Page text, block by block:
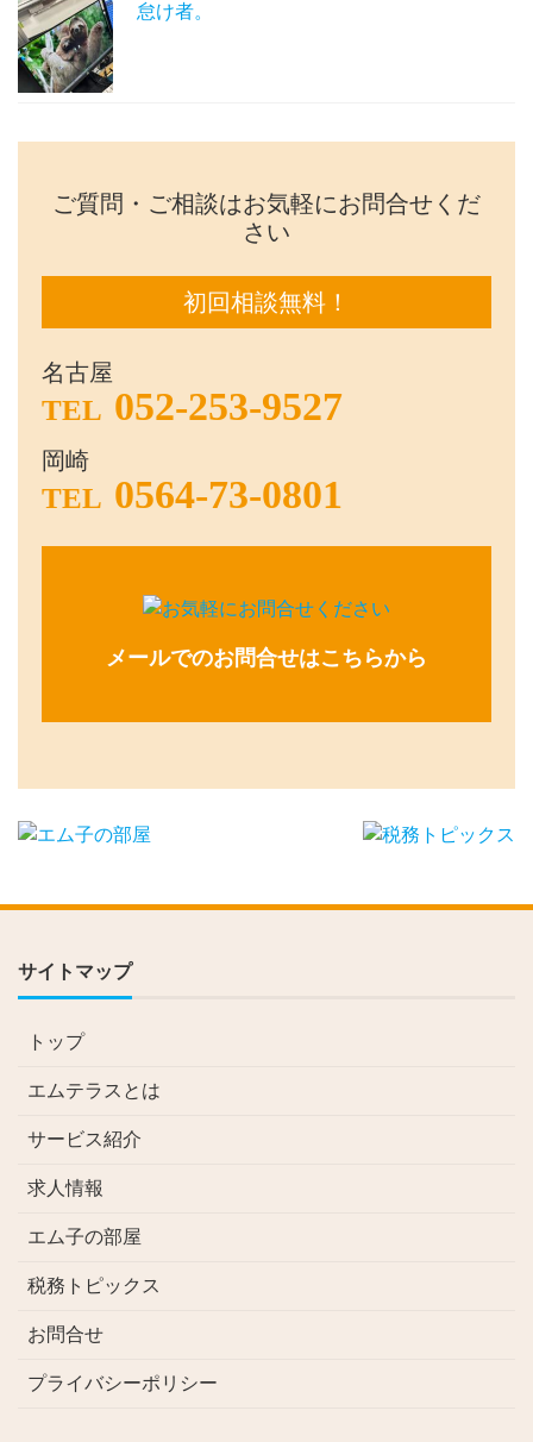
怠け者。
ご質問・ご相談はお気軽にお問合せくだ
さい
初回相談無料！
名古屋
TEL 052-253-9527
岡崎
TEL 0564-73-0801
メールでのお問合せはこちらから
サイトマップ
トップ
エムテラスとは
サービス紹介
求人情報
エム子の部屋
税務トピックス
お問合せ
プライバシーポリシー